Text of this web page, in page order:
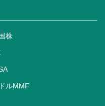
株
ルMMF